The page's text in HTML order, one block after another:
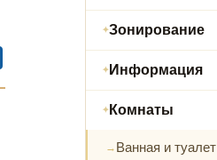
Зонирование
Информация
Комнаты
Ванная и туалет